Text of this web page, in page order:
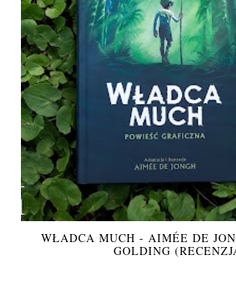
WŁADCA MUCH - AIMÉE DE
GOLDING